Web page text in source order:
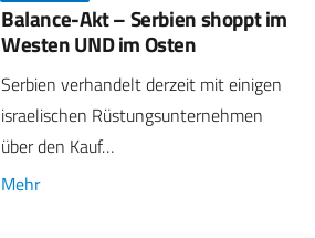
Balance-Akt – Serbien shoppt im
Westen UND im Osten
Serbien verhandelt derzeit mit einigen
israelischen Rüstungsunternehmen
über den Kauf…
Mehr